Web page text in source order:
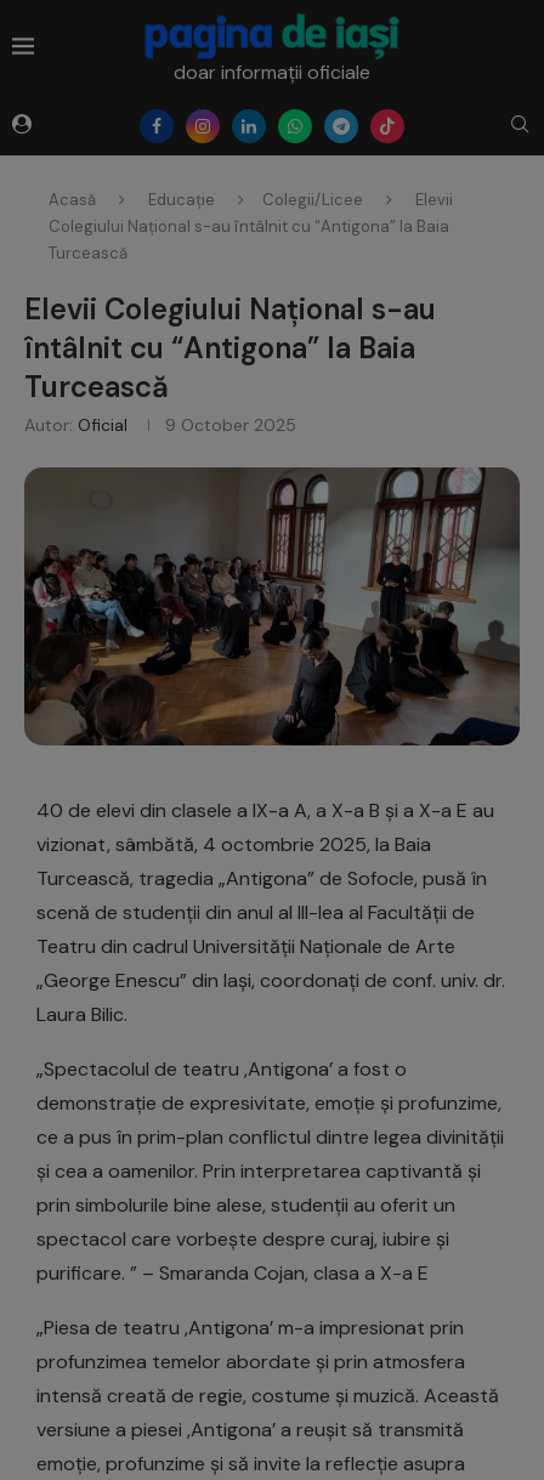
doar informații oficiale
Acasă Educație Colegii/Licee
Elevii
Colegiului Național s-au întâlnit cu “Antigona” la Baia
Turcească
Elevii Colegiului Național s-au
întâlnit cu “Antigona” la Baia
Turcească
Autor: Oficial 9 October 2025
40 de elevi din clasele a IX-a A, a X-a B și a X-a E au
vizionat, sâmbătă, 4 octombrie 2025, la Baia
Turcească, tragedia „Antigona” de Sofocle, pusă în
scenă de studenții din anul al III-lea al Facultății de
Teatru din cadrul Universității Naționale de Arte
„George Enescu” din Iași, coordonați de conf. univ. dr.
Laura Bilic.
„Spectacolul de teatru ,Antigona’ a fost o
demonstrație de expresivitate, emoție și profunzime,
ce a pus în prim-plan conflictul dintre legea divinității
și cea a oamenilor. Prin interpretarea captivantă și
prin simbolurile bine alese, studenții au oferit un
spectacol care vorbește despre curaj, iubire și
purificare. ” – Smaranda Cojan, clasa a X-a E
„Piesa de teatru ,Antigona’ m-a impresionat prin
profunzimea temelor abordate și prin atmosfera
intensă creată de regie, costume și muzică. Această
versiune a piesei ,Antigona’ a reușit să transmită
emoție, profunzime și să invite la reflecție asupra